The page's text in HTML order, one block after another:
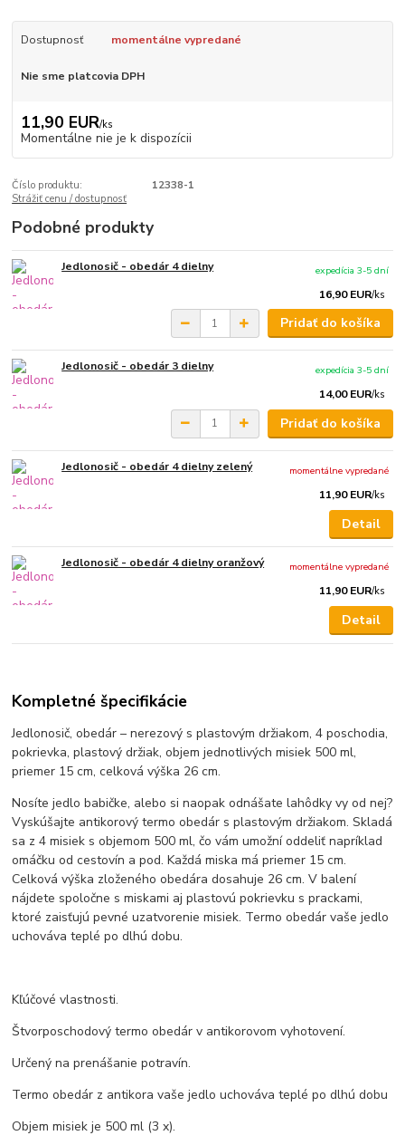
Dostupnosť momentálne vypredané
Nie sme platcovia DPH
11,90 EUR/ks
Momentálne nie je k dispozícii
Číslo produktu:
12338-1
Strážiť cenu / dostupnosť
Podobné produkty
Jedlonosič - obedár 4 dielny
16,90 EUR/ks
expedícia 3-5 dní
Pridať do košíka
Jedlonosič - obedár 3 dielny
14,00 EUR/ks
expedícia 3-5 dní
Pridať do košíka
Jedlonosič - obedár 4 dielny zelený
11,90 EUR/ks
momentálne vypredané
Detail
Jedlonosič - obedár 4 dielny oranžový
11,90 EUR/ks
momentálne vypredané
Detail
Kompletné špecifikácie
Jedlonosič, obedár – nerezový s plastovým držiakom, 4 poschodia,
pokrievka, plastový držiak, objem jednotlivých misiek 500 ml,
priemer 15 cm, celková výška 26 cm.
Nosíte jedlo babičke, alebo si naopak odnášate lahôdky vy od nej?
Vyskúšajte antikorový termo obedár s plastovým držiakom. Skladá
sa z 4 misiek s objemom 500 ml, čo vám umožní oddeliť napríklad
omáčku od cestovín a pod. Každá miska má priemer 15 cm.
Celková výška zloženého obedára dosahuje 26 cm. V balení
nájdete spoločne s miskami aj plastovú pokrievku s prackami,
ktoré zaisťujú pevné uzatvorenie misiek. Termo obedár vaše jedlo
uchováva teplé po dlhú dobu.
Kľúčové vlastnosti.
Štvorposchodový termo obedár v antikorovom vyhotovení.
Určený na prenášanie potravín.
Termo obedár z antikora vaše jedlo uchováva teplé po dlhú dobu
Objem misiek je 500 ml (3 x).